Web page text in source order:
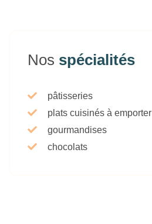
Nos spécialités
pâtisseries
plats cuisinés à emporter
gourmandises
chocolats